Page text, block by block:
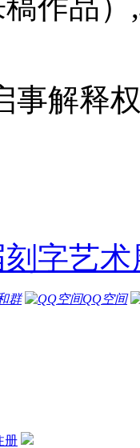
事解释
字艺
群
QQ空间
册